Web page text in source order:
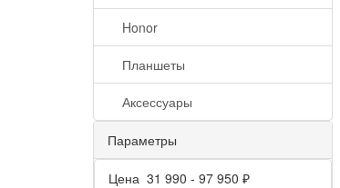
Honor
Планшеты
Аксессуары
Параметры
Цена 31 990 - 97 950 ₽